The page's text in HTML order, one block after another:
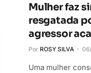
Mulher faz
resgatada
agressor
Por ROSY SILVA
Uma mulher